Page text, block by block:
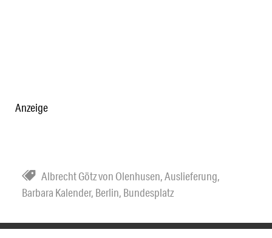
Anzeige
Albrecht Götz von Olenhusen,Auslieferung,
Barbara Kalender, Berlin, Bundesplatz